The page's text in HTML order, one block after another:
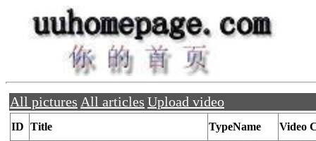
All pictures All articles Upload video
ID Title TypeName Video